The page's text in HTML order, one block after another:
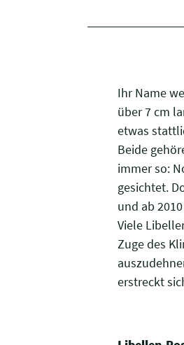
Ihr Name
über 7 cm
etwas
Beide
immer so:
gesichtet.
und ab
Viele
Zuge des
erstreckt